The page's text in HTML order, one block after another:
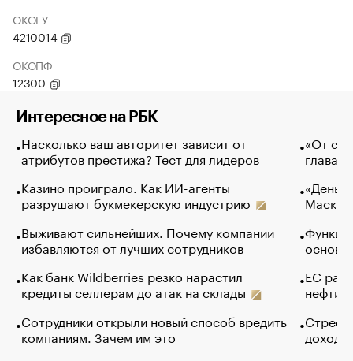
ОКОГУ
4210014
ОКОПФ
12300
Интересное на РБК
Насколько ваш авторитет зависит от
атрибутов престижа? Тест для лидеров
Казино проиграло. Как ИИ-агенты
разрушают букмекерскую индустрию
Выживают сильнейших. Почему компании
избавляются от лучших сотрудников
Как банк Wildberries резко нарастил
кредиты селлерам до атак на склады
Сотрудники открыли новый способ вредить
компаниям. Зачем им это
«От
глава
Маск в
основ
ЕС
нефти